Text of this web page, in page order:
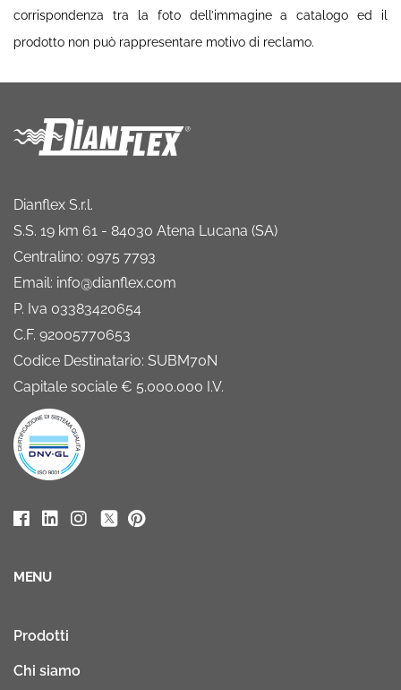
corrispondenza tra la foto dell’immagine a catalogo ed il
prodotto non può rappresentare motivo di reclamo.
Dianflex S.r.l.
S.S. 19 km 61 - 84030 Atena Lucana (SA)
Centralino: 0975 7793
Email: info@dianflex.com
P. Iva 03383420654
C.F. 92005770653
Codice Destinatario: SUBM70N
Capitale sociale € 5.000.000 I.V.
MENU
Prodotti
Chi siamo